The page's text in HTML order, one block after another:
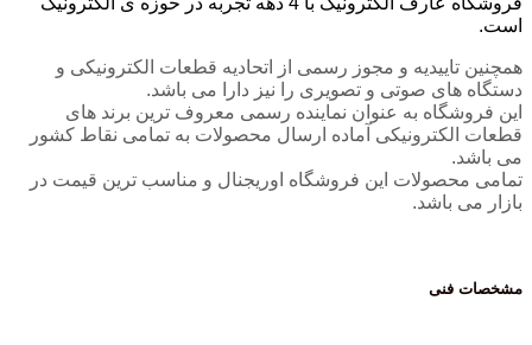
است.
همچنین تاییدیه و مجوز رسمی از اتحادیه قطعات الکترونیکی و
دستگاه های صوتی و تصویری را نیز دارا می باشد.
این فروشگاه به عنوان نماینده رسمی معروف ترین برند های
قطعات الکترونیکی آماده ارسال محصولات به تمامی نقاط کشور
می باشد.
تمامی محصولات این فروشگاه اوریجنال و مناسب ترین قیمت در
بازار می باشد.
مشخصات فنی